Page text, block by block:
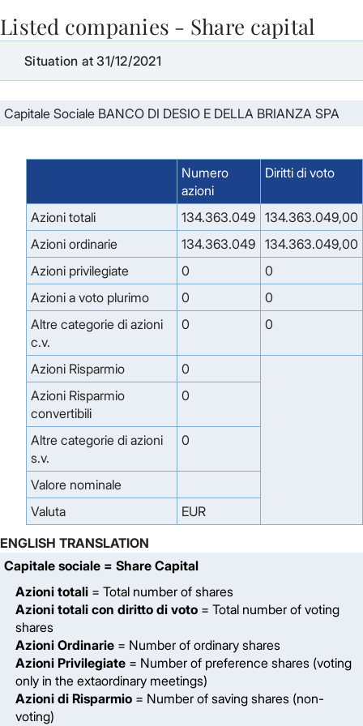
Skip to Main Content
Listed companies - Share capital
Situation at 31/12/2021
Capitale Sociale BANCO DI DESIO E DELLA BRIANZA SPA
Numero
azioni
Diritti di voto
Azioni totali 134.363.049 134.363.049,00
Azioni ordinarie
134.363.049 134.363.049,00
Azioni privilegiate
0
0
Azioni a voto plurimo
0
0
Altre categorie di azioni
c.v.
0 0
Azioni Risparmio
0
Azioni Risparmio
convertibili
0
Altre categorie di azioni
s.v.
0
Valore nominale
Valuta
EUR
ENGLISH TRANSLATION
Capitale sociale = Share Capital
Azioni totali = Total number of shares
Azioni totali con diritto di voto = Total number of voting
shares
Azioni Ordinarie = Number of ordinary shares
Azioni Privilegiate = Number of preference shares (voting
only in the extaordinary meetings)
Azioni di Risparmio = Number of saving shares (non-
voting)